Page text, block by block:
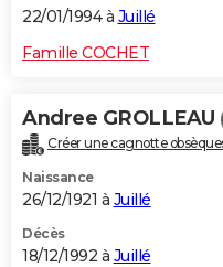
22/01/1994 à Juillé
Famille COCHET
Andree GROLLEAU
Créer une cagnotte
Naissance
26/12/1921 à Juillé
Décès
18/12/1992 à Juillé